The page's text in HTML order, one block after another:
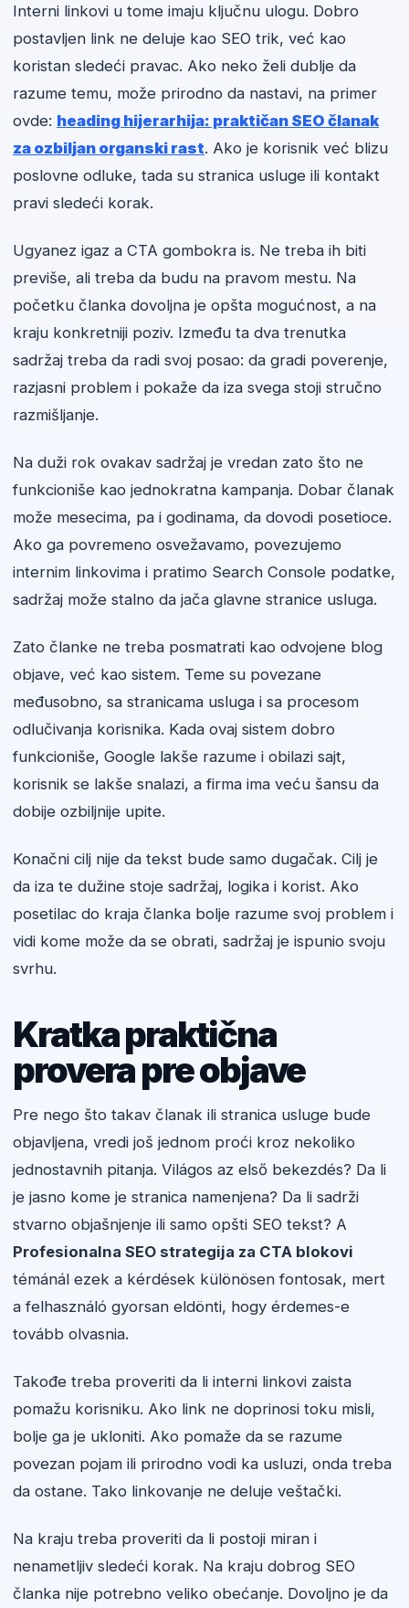
Interni linkovi u tome imaju ključnu ulogu. Dobro
postavljen link ne deluje kao SEO trik, već kao
koristan sledeći pravac. Ako neko želi dublje da
razume temu, može prirodno da nastavi, na primer
ovde: heading hijerarhija: praktičan SEO članak
za ozbiljan organski rast. Ako je korisnik već blizu
poslovne odluke, tada su stranica usluge ili kontakt
pravi sledeći korak.
Ugyanez igaz a CTA gombokra is. Ne treba ih biti
previše, ali treba da budu na pravom mestu. Na
početku članka dovoljna je opšta mogućnost, a na
kraju konkretniji poziv. Između ta dva trenutka
sadržaj treba da radi svoj posao: da gradi poverenje,
razjasni problem i pokaže da iza svega stoji stručno
razmišljanje.
Na duži rok ovakav sadržaj je vredan zato što ne
funkcioniše kao jednokratna kampanja. Dobar članak
može mesecima, pa i godinama, da dovodi posetioce.
Ako ga povremeno osvežavamo, povezujemo
internim linkovima i pratimo Search Console podatke,
sadržaj može stalno da jača glavne stranice usluga.
Zato članke ne treba posmatrati kao odvojene blog
objave, već kao sistem. Teme su povezane
međusobno, sa stranicama usluga i sa procesom
odlučivanja korisnika. Kada ovaj sistem dobro
funkcioniše, Google lakše razume i obilazi sajt,
korisnik se lakše snalazi, a firma ima veću šansu da
dobije ozbiljnije upite.
Konačni cilj nije da tekst bude samo dugačak. Cilj je
da iza te dužine stoje sadržaj, logika i korist. Ako
posetilac do kraja članka bolje razume svoj problem i
vidi kome može da se obrati, sadržaj je ispunio svoju
svrhu.
Kratka praktična
provera pre objave
Pre nego što takav članak ili stranica usluge bude
objavljena, vredi još jednom proći kroz nekoliko
jednostavnih pitanja. Világos az első bekezdés? Da li
je jasno kome je stranica namenjena? Da li sadrži
stvarno objašnjenje ili samo opšti SEO tekst? A
Profesionalna SEO strategija za CTA blokovi
témánál ezek a kérdések különösen fontosak, mert
a felhasználó gyorsan eldönti, hogy érdemes-e
tovább olvasnia.
Takođe treba proveriti da li interni linkovi zaista
pomažu korisniku. Ako link ne doprinosi toku misli,
bolje ga je ukloniti. Ako pomaže da se razume
povezan pojam ili prirodno vodi ka usluzi, onda treba
da ostane. Tako linkovanje ne deluje veštački.
Na kraju treba proveriti da li postoji miran i
nenametljiv sledeći korak. Na kraju dobrog SEO
članka nije potrebno veliko obećanje. Dovoljno je da